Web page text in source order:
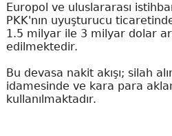
Europol ve uluslararası
PKK'nın uyuşturucu
1.5 milyar ile 3 milyar dolar
edilmektedir.
Bu devasa nakit akışı; silah
idamesinde ve kara para
kullanılmaktadır.